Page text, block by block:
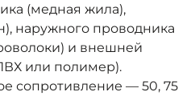
(медная жила),
наружного проводника
и внешней
или полимер).
сопротивление — 50, 75